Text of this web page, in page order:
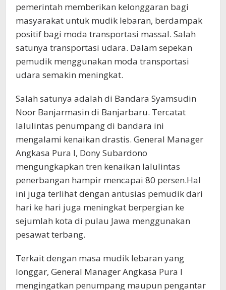
pemerintah memberikan kelonggaran bagi
masyarakat untuk mudik lebaran, berdampak
positif bagi moda transportasi massal. Salah
satunya transportasi udara. Dalam sepekan
pemudik menggunakan moda transportasi
udara semakin meningkat.
Salah satunya adalah di Bandara Syamsudin
Noor Banjarmasin di Banjarbaru. Tercatat
lalulintas penumpang di bandara ini
mengalami kenaikan drastis. General Manager
Angkasa Pura I, Dony Subardono
mengungkapkan tren kenaikan lalulintas
penerbangan hampir mencapai 80 persen.Hal
ini juga terlihat dengan antusias pemudik dari
hari ke hari juga meningkat berpergian ke
sejumlah kota di pulau Jawa menggunakan
pesawat terbang.
Terkait dengan masa mudik lebaran yang
longgar, General Manager Angkasa Pura I
mengingatkan penumpang maupun pengantar